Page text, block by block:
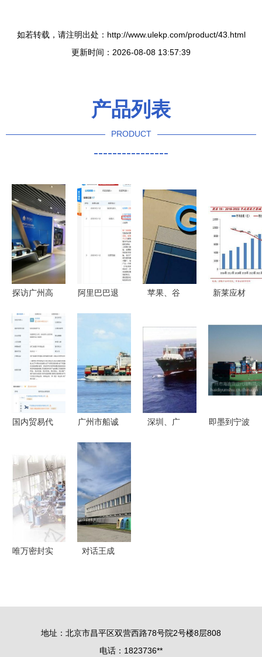
如若转载，请注明出处：http://www.ulekp.com/product/43.html
更新时间：2026-08-08 13:57:39
产品列表
PRODUCT
----------------
探访广州高
园 国内贸
易代理的创
新引擎
阿里巴巴退
商，B2B战
注
苹果、谷
谁在中国市
场的产品依
赖度更高？
新莱应材
国内高洁净
军者
国内贸易代
需，赋能产
业链的隐形
桥梁
广州市船诚
专业高效的
国内贸易物
流伙伴
深圳、广
即墨到宁波
唯万密封实
对话王成
易代理又扮
地址：北京市昌平区双营西路78号院2号楼8层808
电话：1823736**